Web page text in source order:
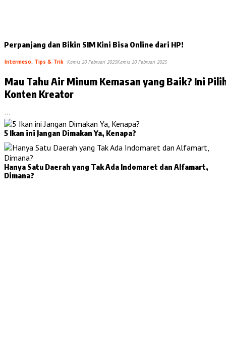
Perpanjang dan Bikin SIM Kini Bisa Online dari HP!
Intermeso, Tips & Trik Kamis 20 Februari 2025Kamis 20 Februari 2025
Mau Tahu Air Minum Kemasan yang Baik? Ini
Konten Kreator
…
5 Ikan ini Jangan Dimakan Ya, Kenapa?
Hanya Satu Daerah yang Tak Ada Indomaret dan Alfamart,
Dimana?